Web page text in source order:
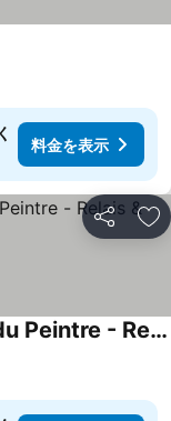
料金を表示
シェア お
Hôtel Saint-Delis - La Maison du Peintre - Relais & Châteaux